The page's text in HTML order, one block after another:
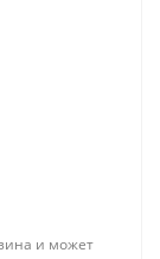
и может